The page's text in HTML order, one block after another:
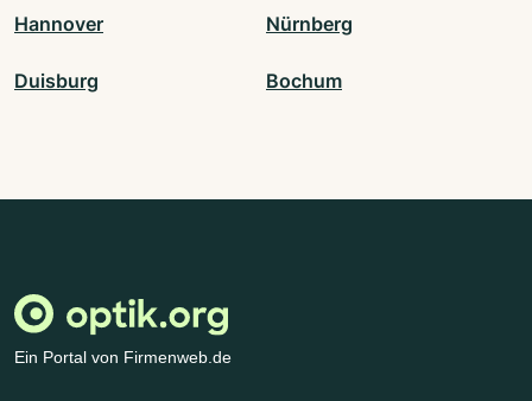
Hannover Nürnberg
Duisburg Bochum
Ein Portal von Firmenweb.de